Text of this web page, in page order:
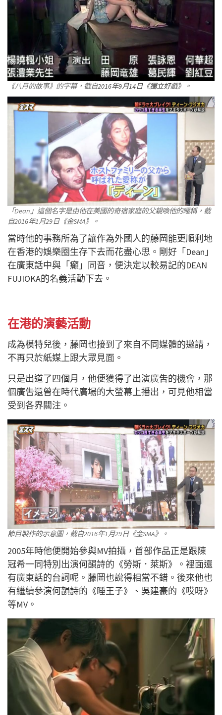
《八月的故事》的字幕，截自2016年9月14日《獨立好戲》 。
「Dean」這個名字是由他在美國的奇宿家庭的父親喚他的暱稱，截
自2016年1月29日《金SMA》。
當時他的事務所為了讓作為外國人的藤岡能更順利地
在香港的娛樂圈生存下去而花盡心思。剛好「Dean」
在廣東話中與「癲」同音，便決定以較易記的DEAN
FUJIOKA的名義活動下去。
在港的演藝活動
成為模特兒後，藤岡也接到了來自不同媒體的邀請，
不再只於紙媒上跟大眾見面。
只是出道了四個月，他便獲得了出演廣吿的機會，那
個廣吿還曾在時代廣場的大螢幕上播出，可見他相當
受到各界關注。
節目製作的示意圖，截自2016年1月29日《金SMA》。
2005年時他便開始參與MV拍攝，首部作品正是跟陳
冠希一同特別出演何韻詩的《勞斯．萊斯》。裡面還
有廣東話的台詞呢。藤岡也說得相當不錯。後來他也
有繼續參演何韻詩的《睡王子》、吳建豪的《哎呀》
等MV。